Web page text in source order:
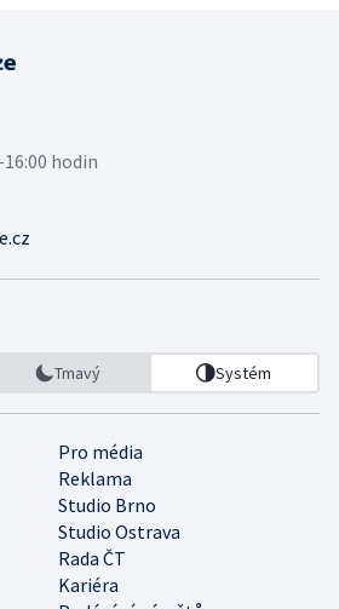
hodin
Tmavý Systém
Pro média
Reklama
Studio Brno
Studio Ostrava
Rada ČT
Kariéra